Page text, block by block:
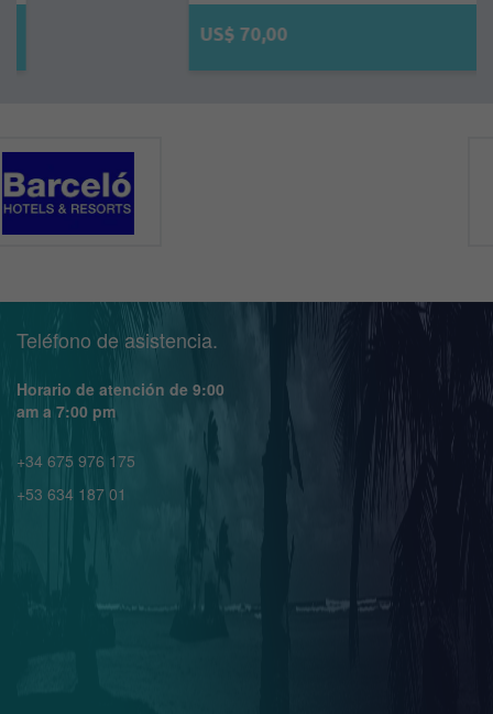
Teléfono de asistencia.
Horario de atención de 9:00
am a 7:00 pm
+34 675 976 175
+53 634 187 01